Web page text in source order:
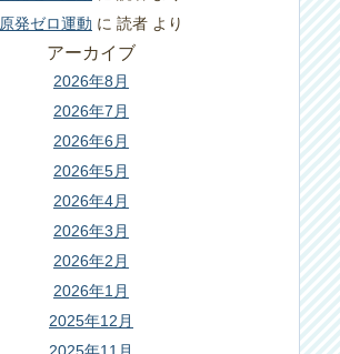
原発ゼロ運動 に 読者 より
アーカイブ
2026年8月
2026年7月
2026年6月
2026年5月
2026年4月
2026年3月
2026年2月
2026年1月
2025年12月